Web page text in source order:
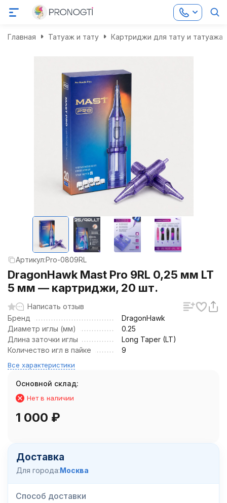
Главная Татуаж и тату Картриджи для тату и татуажа
Артикул:Pro-0809RL
DragonHawk Mast Pro 9RL 0,25 мм LT
5 мм — картриджи, 20 шт.
Написать отзыв
Бренд
DragonHawk
Диаметр иглы (мм)
0.25
Длина заточки иглы
Long Taper (LT)
Количество игл в пайке
9
Все характеристики
Основной склад:
Нет в наличии
1 000 ₽
Доставка
Для города:Москва
Способ доставки